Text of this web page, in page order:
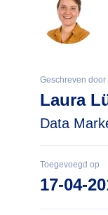
Geschreven door
Laura
Data
Toegevoegd op
17-04-